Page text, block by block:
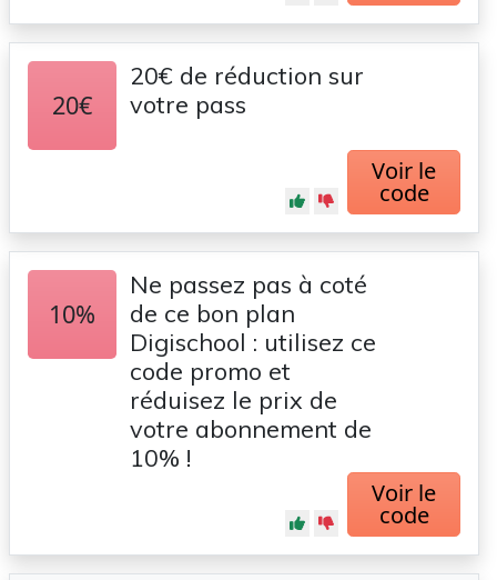
20€
20€ de réduction sur
votre pass
Voir le
code
10%
Ne passez pas à coté
de ce bon plan
Digischool : utilisez ce
code promo et
réduisez le prix de
votre abonnement de
10% !
Voir le
code